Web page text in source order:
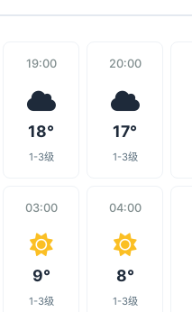
19:00
18°
1-3级
20:00
17°
1-3级
03:00
9°
1-3级
04:00
8°
1-3级